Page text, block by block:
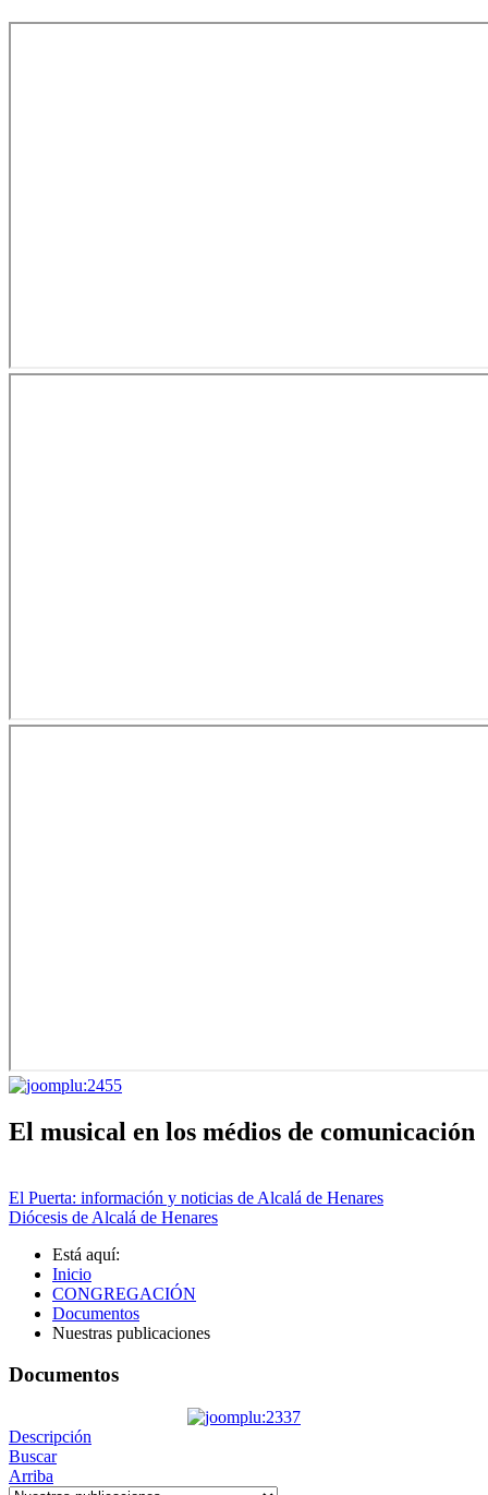
El musical en los médios de comunicación
El Puerta: información y noticias de Alcalá de Henares
Diócesis de Alcalá de Henares
Está aquí:
Inicio
CONGREGACIÓN
Documentos
Nuestras publicaciones
Documentos
Descripción
Buscar
Arriba